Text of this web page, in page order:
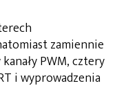
zamiennie
PWM, cztery
i wyprowadzenia